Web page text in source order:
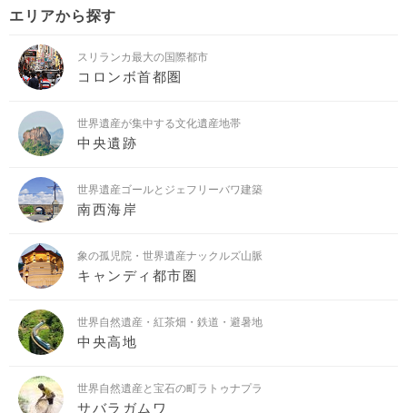
エリアから探す
スリランカ最大の国際都市
コロンボ首都圏
世界遺産が集中する文化遺産地帯
中央遺跡
世界遺産ゴールとジェフリーバワ建築
南西海岸
象の孤児院・世界遺産ナックルズ山脈
キャンディ都市圏
世界自然遺産・紅茶畑・鉄道・避暑地
中央高地
世界自然遺産と宝石の町ラトゥナプラ
サバラガムワ